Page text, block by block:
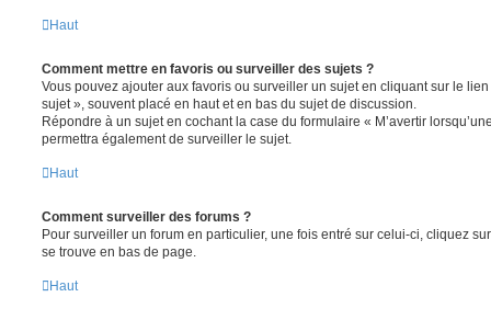
Haut
Comment mettre en favoris ou surveiller des sujets ?
Vous pouvez ajouter aux favoris ou surveiller un sujet en cliquant sur le
sujet », souvent placé en haut et en bas du sujet de discussion.
Répondre à un sujet en cochant la case du formulaire « M’avertir
permettra également de surveiller le sujet.
Haut
Comment surveiller des forums ?
Pour surveiller un forum en particulier, une fois entré sur celui-ci, cliquez
se trouve en bas de page.
Haut